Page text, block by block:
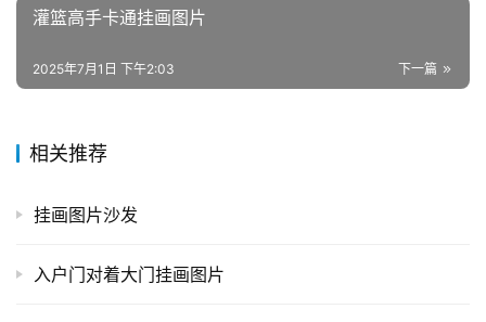
灌篮高手卡通挂画图片
下一篇
2025年7月1日 下午2:03
相关推荐
挂画图片沙发
入户门对着大门挂画图片